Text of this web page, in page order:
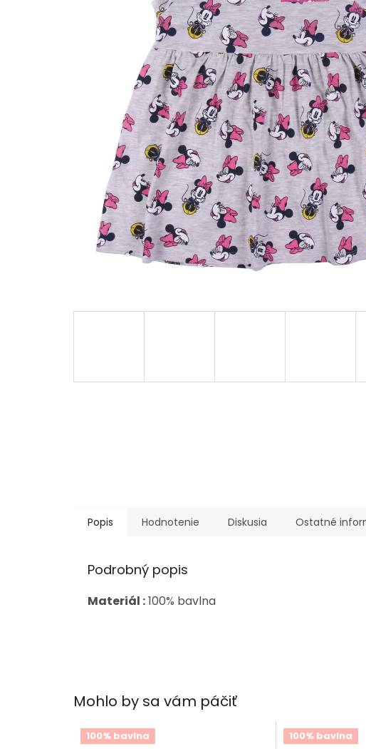
Mohlo by sa vám páčiť
100% bavlna 100% bavlna
Popis Hodnotenie Diskusia Ostatné
Podrobný popis
Materiál :100% bavlna